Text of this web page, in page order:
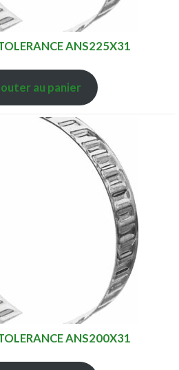
ANS225X31
au panier
ANS200X31